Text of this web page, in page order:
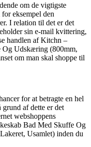
om de vigtigste
eksempel den
I relation til det er det
sin e-mail kvittering,
handlen af Kitchn –
Og Udskæring (800mm,
om man skal shoppe til
for at betragte en hel
af dette er det
webshoppens
Bad Med Skuffe Og
Usamlet) inden du